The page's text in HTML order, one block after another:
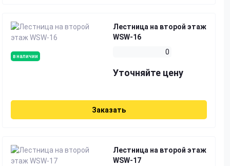
в наличии
Лестница на второй этаж
WSW-16
0
Уточняйте цену
Заказать
Лестница на второй этаж
WSW-17